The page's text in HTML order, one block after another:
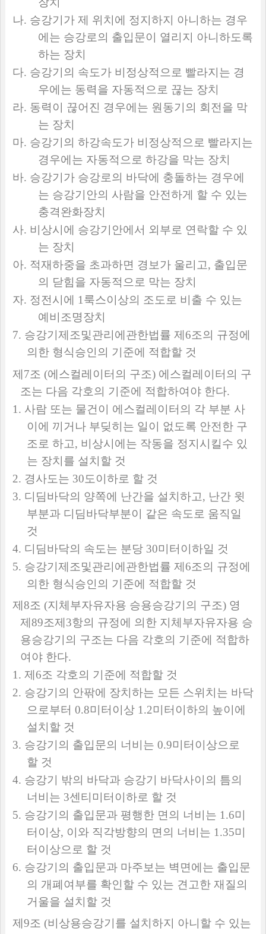
나. 승강기가 제 위치에 정지하지 아니하는 경우
에는 승강로의 출입문이 열리지 아니하도록
하는 장치
다. 승강기의 속도가 비정상적으로 빨라지는 경
우에는 동력을 자동적으로 끊는 장치
라. 동력이 끊어진 경우에는 원동기의 회전을 막
는 장치
마. 승강기의 하강속도가 비정상적으로 빨라지는
경우에는 자동적으로 하강을 막는 장치
바. 승강기가 승강로의 바닥에 충돌하는 경우에
는 승강기안의 사람을 안전하게 할 수 있는
충격완화장치
사. 비상시에 승강기안에서 외부로 연락할 수 있
는 장치
아. 적재하중을 초과하면 경보가 울리고, 출입문
의 닫힘을 자동적으로 막는 장치
자. 정전시에 1 룩스이상의 조도로 비출 수 있는
예비조명장치
7. 승강기제조및관리에관한법률 제 6조의 규정에
의한 형식승인의 기준에 적합할 것
제7조 (에스컬레이터의 구조) 에스컬레이터의 구
조는 다음 각호의 기준에 적합하여야 한다.
1. 사람 또는 물건이 에스컬레이터의 각 부분 사
이에 끼거나 부딪히는 일이 없도록 안전한 구
조로 하고, 비상시에는 작동을 정지시킬수 있
는 장치를 설치할 것
2. 경사도는 30도이하로 할 것
3. 디딤바닥의 양쪽에 난간을 설치하고, 난간 윗
부분과 디딤바닥부분이 같은 속도로 움직일
것
4. 디딤바닥의 속도는 분당 30미터이하일 것
5. 승강기제조및관리에관한법률 제6조의 규정에
의한 형식승인의 기준에 적합할 것
제 8조 (지체부자유자용 승용승강기의 구조) 영
제 89조제 3항의 규정에 의한 지체부자유자용 승
용승강기의 구조는 다음 각호의 기준에 적합하
여야 한다.
1. 제 6조 각호의 기준에 적합할 것
2. 승강기의 안팎에 장치하는 모든 스위치는 바닥
으로부터 0.8미터이상 1.2미터이하의 높이에
설치할 것
3. 승강기의 출입문의 너비는 0.9미터이상으로
할 것
4. 승강기 밖의 바닥과 승강기 바닥사이의 틈의
너비는 3센티미터이하로 할 것
5. 승강기의 출입문과 평행한 면의 너비는 1.6미
터이상, 이와 직각방향의 면의 너비는 1.35미
터이상으로 할 것
6. 승강기의 출입문과 마주보는 벽면에는 출입문
의 개폐여부를 확인할 수 있는 견고한 재질의
거울을 설치할 것
제 9조 (비상용승강기를 설치하지 아니할 수 있는